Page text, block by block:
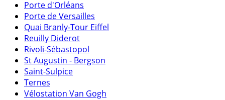
Porte d'Orléans
Porte de Versailles
Quai Branly-Tour Eiffel
Reuilly Diderot
Rivoli-Sébastopol
St Augustin - Bergson
Saint-Sulpice
Ternes
Vélostation Van Gogh